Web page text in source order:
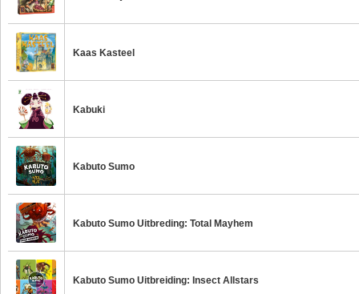
Kaas Kasteel
Kabuki
Kabuto Sumo
Kabuto Sumo Uitbreding: Total Mayhem
Kabuto Sumo Uitbreiding: Insect Allstars